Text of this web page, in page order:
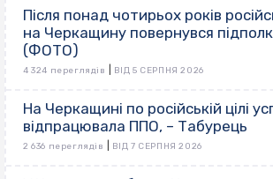
Після понад чотирьох років
на Черкащину повернувся
(ФОТО)
4 324 переглядів ВІД 5 СЕРПНЯ 2026
На Черкащині по російській цілі
відпрацювала ППО, – Табурець
2 636 переглядів ВІД 7 СЕРПНЯ 2026